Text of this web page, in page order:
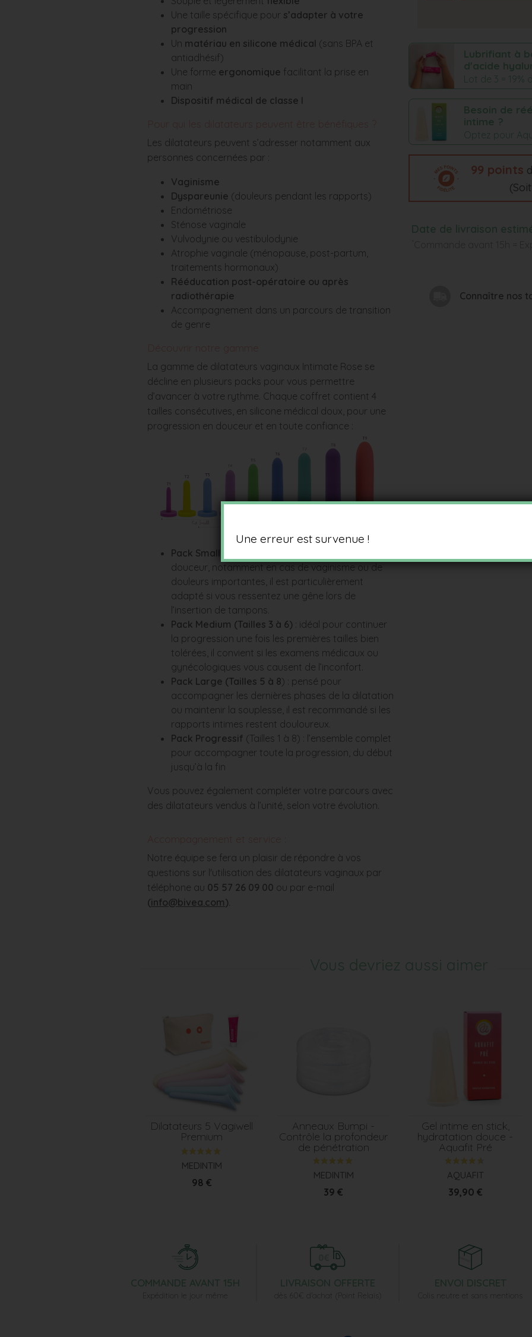
Lubrifiant à
d'acide
Lot de 3 = 19%
Besoin de
intime ?
Optez pour
99 points
(Soit
Date de livraison
Connaître nos
Une taille spécifique pour s’adapter à votre
progression
Un matériau en silicone médical (sans BPA et
antiadhésif)
Une forme ergonomique facilitant la prise en
main
Dispositif médical de classe I
Les dilatateurs peuvent s’adresser notamment aux
personnes concernées par :
Vaginisme
Dyspareunie (douleurs pendant les rapports)
Endométriose
Sténose vaginale
Vulvodynie ou vestibulodynie
Atrophie vaginale (ménopause, post-partum,
traitements hormonaux)
Rééducation post-opératoire ou après
radiothérapie
Accompagnement dans un parcours de transition
de genre
La gamme de dilatateurs vaginaux Intimate Rose se
décline en plusieurs packs pour vous permettre
d’avancer à votre rythme. Chaque coffret contient 4
tailles consécutives, en silicone médical doux, pour une
progression en douceur et en toute confiance :
Pack Small (Tailles 1 à 4)
douceur, notamment en cas de vaginisme ou de
douleurs importantes, il est particulièrement
adapté si vous ressentez une gêne lors de
l’insertion de tampons.
Pack Medium (Tailles 3 à 6) : idéal pour continuer
la progression une fois les premières tailles bien
tolérées, il convient si les examens médicaux ou
gynécologiques vous causent de l’inconfort.
Pack Large (Tailles 5 à 8 ) : pensé pour
accompagner les dernières phases de la dilatation
ou maintenir la souplesse, il est recommandé si les
rapports intimes restent douloureux.
Pack Progressif (Tailles 1 à 8) : l’ensemble complet
pour accompagner toute la progression, du début
jusqu’à la fin
Vous pouvez également compléter votre parcours avec
des dilatateurs vendus à l’unité, selon votre évolution.
Notre équipe se fera un plaisir de répondre à vos
questions sur l'utilisation des dilatateurs vaginaux par
téléphone au 05 57 26 09 00 ou par e-mail
(info@bivea.com).
Vous devriez aussi aimer
Dilatateurs 5 Vagiwell
Premium
MEDINTIM
Prix
98 €
Anneaux Bumpi -
Contrôle la profondeur
de pénétration
MEDINTIM
Prix
39 €
Gel intime en stick,
hydratation douce -
Aquafit Pré
AQUAFIT
Prix
39,90 €
COMMANDE AVANT 15H
Expédition le jour même
LIVRAISON OFFERTE
dès 60€ d'achat (Point Relais)
ENVOI DISCRET
Colis neutre et sans mentions
Une erreur est survenue !